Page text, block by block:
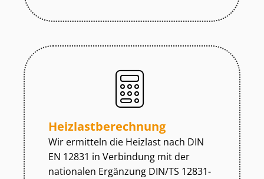
Heiz­last­be­rech­nung
Wir ermitteln die Heizlast nach DIN
EN 12831 in Verbindung mit der
nationalen Ergänzung DIN/TS 12831-